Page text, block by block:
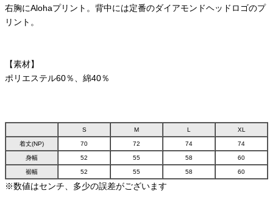
右胸にAlohaプリント。背中には定番のダイアモンドヘッドロゴのプ
リント。
【素材】
ポリエステル60％、綿40％
S M L XL
着丈(NP) 70 72 74 74
身幅 52 55 58 60
裾幅 52 55 58 60
※数値はセンチ、多少の誤差がございます